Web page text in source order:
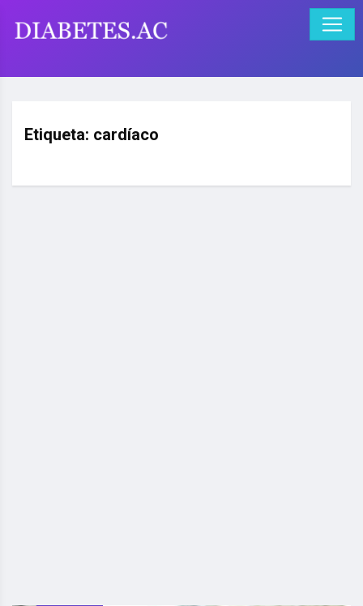
Etiqueta: cardíaco